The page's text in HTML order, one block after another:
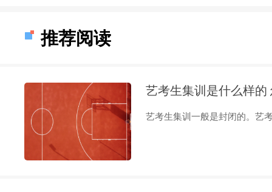
推荐阅读
艺考生集训是什么样的
艺考生集训一般是封闭的。艺